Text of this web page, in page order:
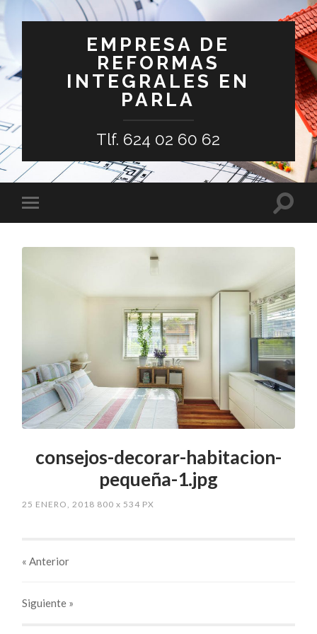
EMPRESA DE
REFORMAS
INTEGRALES EN
PARLA
Tlf. 624 02 60 62
consejos-decorar-habitacion-
pequeña-1.jpg
25 ENERO, 2018 800x 534 PX
« Anterior
Siguiente »